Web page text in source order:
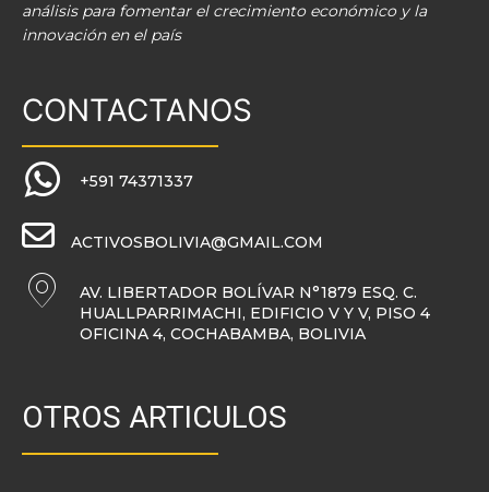
análisis para fomentar el crecimiento económico y la
innovación en el país
CONTACTANOS
+591 74371337
ACTIVOSBOLIVIA@GMAIL.COM
AV. LIBERTADOR BOLÍVAR N°1879 ESQ. C.
HUALLPARRIMACHI, EDIFICIO V Y V, PISO 4
OFICINA 4, COCHABAMBA, BOLIVIA
OTROS ARTICULOS